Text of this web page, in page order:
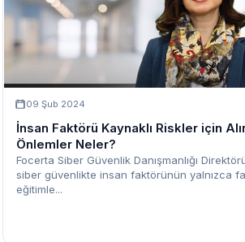
09 Şub 2024
İnsan Faktörü Kaynaklı Riskler için
Önlemler Neler?
Focerta Siber Güvenlik Danışmanlığı
siber güvenlikte insan faktörünün yalnızca
eğitimle...